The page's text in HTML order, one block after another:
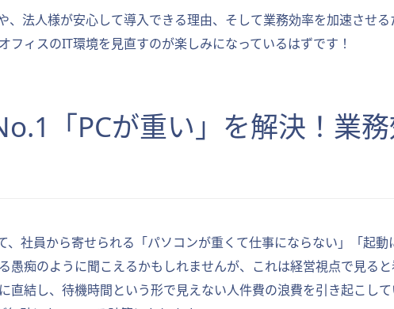
法人様が安心して導入できる理由、そして業務効率を加速させ
フィスのIT環境を見直すのが楽しみになっているはずです！
「PCが重い」を解決！業
、社員から寄せられる「パソコンが重くて仕事にならない」「起
愚痴のように聞こえるかもしれませんが、これは経営視点で見る
直結し、待機時間という形で見えない人件費の浪費を引き起こし